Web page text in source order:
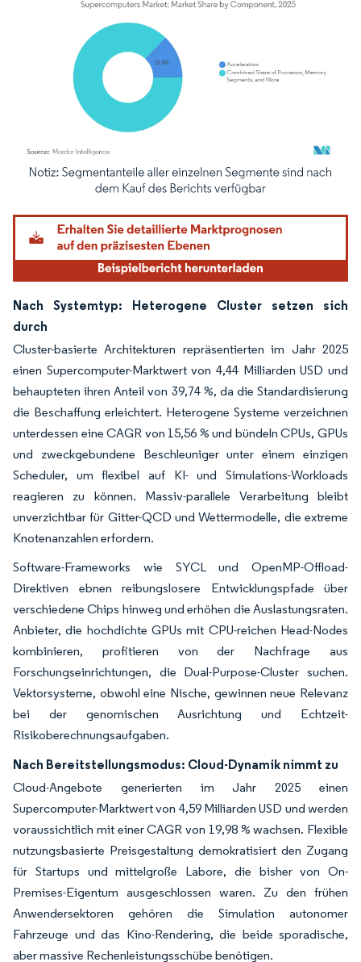
Bild © Mordor Intelligence. Wiederverwendung erfordert Namensnennung
Nach Systemtyp: Heterogene Cluster setzen sich
durch
Cluster-basierte Architekturen repräsentierten im Jahr 2025
einen Supercomputer-Marktwert von 4,44 Milliarden USD und
behaupteten ihren Anteil von 39,74 %, da die Standardisierung
die Beschaffung erleichtert. Heterogene Systeme verzeichnen
unterdessen eine CAGR von 15,56 % und bündeln CPUs, GPUs
und zweckgebundene Beschleuniger unter einem einzigen
Scheduler, um flexibel auf KI- und Simulations-Workloads
reagieren zu können. Massiv-parallele Verarbeitung bleibt
unverzichtbar für Gitter-QCD und Wettermodelle, die extreme
Knotenanzahlen erfordern.
Software-Frameworks wie SYCL und OpenMP-Offload-
Direktiven ebnen reibungslosere Entwicklungspfade über
verschiedene Chips hinweg und erhöhen die Auslastungsraten.
Anbieter, die hochdichte GPUs mit CPU-reichen Head-Nodes
kombinieren, profitieren von der Nachfrage aus
Forschungseinrichtungen, die Dual-Purpose-Cluster suchen.
Vektorsysteme, obwohl eine Nische, gewinnen neue Relevanz
bei der genomischen Ausrichtung und Echtzeit-
Risikoberechnungsaufgaben.
Nach Bereitstellungsmodus: Cloud-Dynamik nimmt zu
Cloud-Angebote generierten im Jahr 2025 einen
Supercomputer-Marktwert von 4,59 Milliarden USD und werden
voraussichtlich mit einer CAGR von 19,98 % wachsen. Flexible
nutzungsbasierte Preisgestaltung demokratisiert den Zugang
für Startups und mittelgroße Labore, die bisher von On-
Premises-Eigentum ausgeschlossen waren. Zu den frühen
Anwendersektoren gehören die Simulation autonomer
Fahrzeuge und das Kino-Rendering, die beide sporadische,
aber massive Rechenleistungsschübe benötigen.